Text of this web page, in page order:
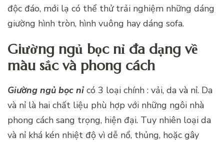
độc đáo, mới lạ có thể thử trải nghiệm những dáng
giường hình tròn, hình vuông hay dáng sofa.
Giường ngủ bọc nỉ đa dạng về
màu sắc và phong cách
Giường ngủ bọc nỉcó 3 loại chính : vải, da và nỉ. Da
và nỉ là hai chất liệu phù hợp với những ngôi nhà
phong cách sang trọng, hiện đại. Tuy nhiên loại da
và nỉ khá kén nhiệt độ vì dễ nổ, thủng, hoặc gây